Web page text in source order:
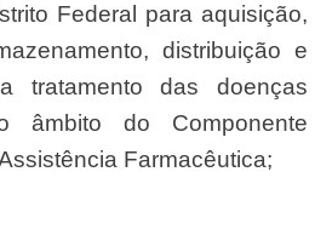
Federal para aquisição,
distribuição e
tratamento das doenças
âmbito do Componente
Farmacêutica;